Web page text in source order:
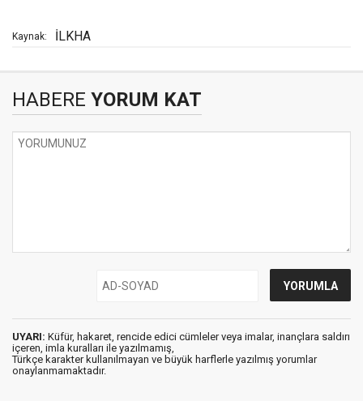
Kaynak: İLKHA
HABERE YORUM KAT
UYARI: Küfür, hakaret, rencide edici cümleler veya imalar, inançlara saldırı
içeren, imla kuralları ile yazılmamış,
Türkçe karakter kullanılmayan ve büyük harflerle yazılmış yorumlar
onaylanmamaktadır.